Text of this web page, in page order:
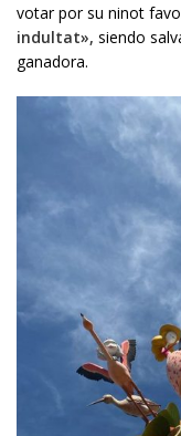
votar por su ninot
indultat», siendo
ganadora.